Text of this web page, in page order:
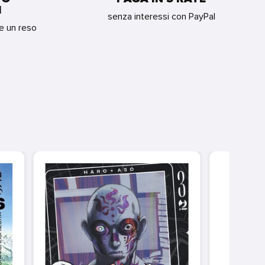
un reso
senza interessi con PayPal